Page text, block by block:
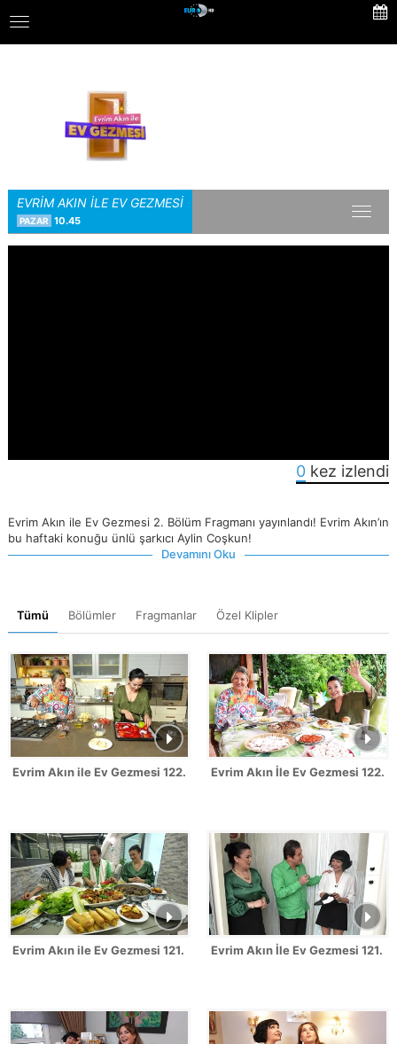
to
main
Toggle
navigation
EVRİM AKIN İLE EV GEZMESİ
PAZAR 10.45
0 kez izlendi
Evrim Akın ile Ev Gezmesi 2. Bölüm Fragmanı yayınlandı! Evrim Akın’ın
bu haftaki konuğu ünlü şarkıcı Aylin Coşkun!
Devamını Oku
Tümü Bölümler Fragmanlar Özel Klipler
Evrim Akın ile Ev Gezmesi 122. Bölüm - Sahrap Soysal
Evrim Akın İle Ev Gezmesi 122.
Evrim Akın ile Ev Gezmesi 121. Bölüm - Zekeriya Ünlü
Evrim Akın İle Ev Gezmesi 121.